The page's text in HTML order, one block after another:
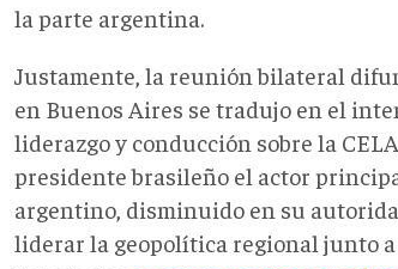
la parte argentina.
Justamente, la reunión bilateral
en Buenos Aires se tradujo en el
liderazgo y conducción sobre la
presidente brasileño el actor
argentino, disminuido en su
liderar la geopolítica regional junto